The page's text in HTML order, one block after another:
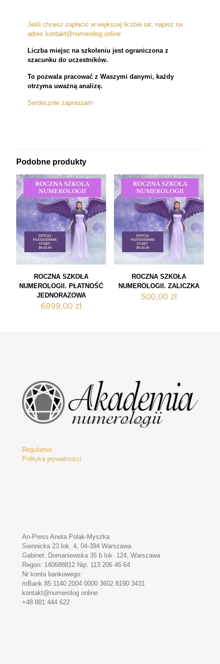
Jeśli chcesz zapłacić w większej liczbie rat, napisz na
adres kontakt@numerolog.online
Liczba miejsc na szkoleniu jest ograniczona z
szacunku do uczestników.
To pozwala pracować z Waszymi danymi, każdy
otrzyma uważną analizę.
Serdecznie zapraszam
Podobne produkty
ROCZNA SZKOŁA
NUMEROLOGII. PŁATNOŚĆ
JEDNORAZOWA
6999,00zł
ROCZNA SZKOŁA
NUMEROLOGII. ZALICZKA
500,00 zł
Regulamin
Polityka prywatności
An-Press Aneta Polak-Myszka
Siennicka 23 lok. 4, 04-394 Warszawa
Gabinet: Domaniewska 35 b lok. 124, Warszawa
Regon: 140688812 Nip: 113 206 46 64
Nr konta bankowego:
mBank 85 1140 2004 0000 3602 8190 3431
kontakt@numerolog.online
+48 881 444 622